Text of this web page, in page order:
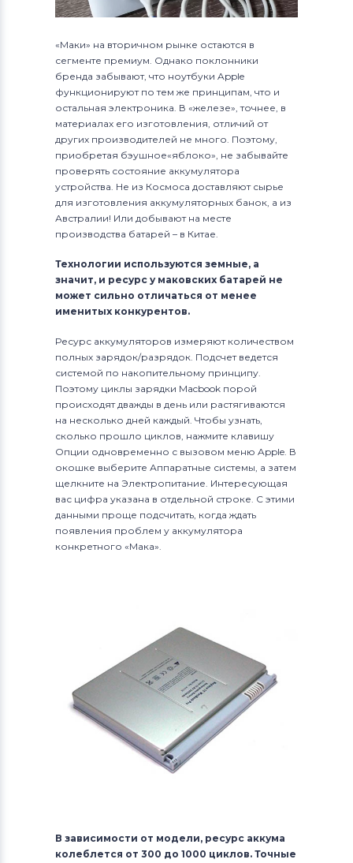
«Маки» на вторичном рынке остаются в
сегменте премиум. Однако поклонники
бренда забывают, что ноутбуки Apple
функционируют по тем же принципам, что и
остальная электроника. В «железе», точнее, в
материалах его изготовления, отличий от
других производителей не много. Поэтому,
приобретая бэушное«яблоко», не забывайте
проверять состояние аккумулятора
устройства. Не из Космоса доставляют сырье
для изготовления аккумуляторных банок, а из
Австралии! Или добывают на месте
производства батарей – в Китае.
Технологии используются земные, а
значит, и ресурс у маковских батарей не
может сильно отличаться от менее
именитых конкурентов.
Ресурс аккумуляторов измеряют количеством
полных зарядок/разрядок. Подсчет ведется
системой по накопительному принципу.
Поэтому циклы зарядки Macbook порой
происходят дважды в день или растягиваются
на несколько дней каждый. Чтобы узнать,
сколько прошло циклов, нажмите клавишу
Опции одновременно с вызовом меню Apple. В
окошке выберите Аппаратные системы, а затем
щелкните на Электропитание. Интересующая
вас цифра указана в отдельной строке. С этими
данными проще подсчитать, когда ждать
появления проблем у аккумулятора
конкретного «Мака».
В зависимости от модели, ресурс аккума
колеблется от 300 до 1000 циклов. Точные